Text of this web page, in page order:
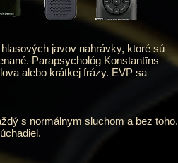
javov nahrávky, ktoré sú
Parapsychológ Konstantīns
alebo krátkej frázy. EVP sa
s normálnym sluchom a bez toho,